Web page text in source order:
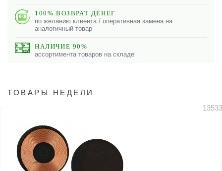
100% ВОЗВРАТ ДЕНЕГ
по желанию клиента / оперативная замена на
аналогичный товар
НАЛИЧИЕ 90%
ассортимента товаров на складе
ТОВАРЫ НЕДЕЛИ